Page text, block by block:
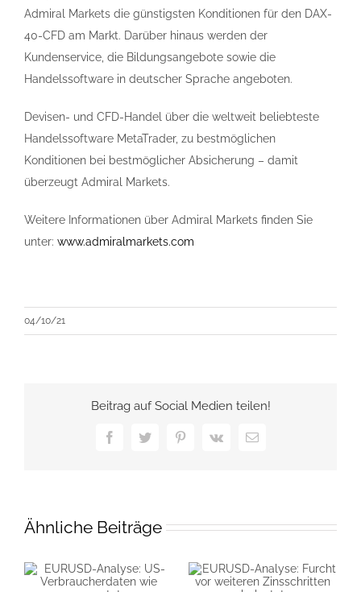
Admiral Markets die günstigsten Konditionen für den DAX-
40-CFD am Markt. Darüber hinaus werden der
Kundenservice, die Bildungsangebote sowie die
Handelssoftware in deutscher Sprache angeboten.
Devisen- und CFD-Handel über die weltweit beliebteste
Handelssoftware MetaTrader, zu bestmöglichen
Konditionen bei bestmöglicher Absicherung – damit
überzeugt Admiral Markets.
Weitere Informationen über Admiral Markets finden Sie
unter: www.admiralmarkets.com
04/10/21
Beitrag auf Social Medien teilen!
FacebookTwitterPinterest
Vk
E-
Ähnliche Beiträge